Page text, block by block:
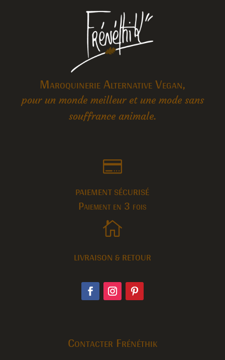
Maroquinerie Alternative Vegan,
pour un monde meilleur et une mode sans
souffrance animale.

PAIEMENT SÉCURISÉ
Paiement en 3 fois

LIVRAISON & RETOUR
Contacter Frénéthik